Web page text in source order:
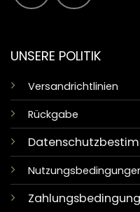
UNSERE POLITIK
Versandrichtlinien
Rückgabe